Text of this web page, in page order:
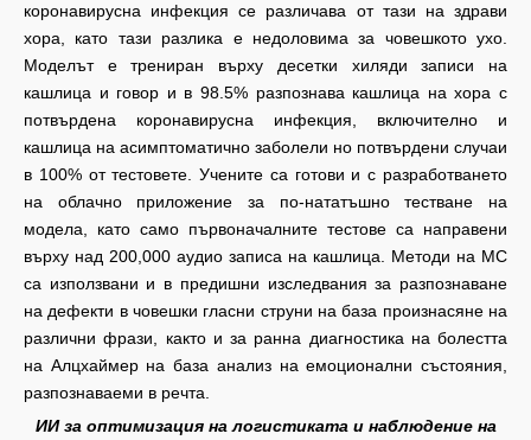
коронавирусна инфекция се различава от тази на здрави
хора, като тази разлика е недоловима за човешкото ухо.
Моделът е трениран върху десетки хиляди записи на
кашлица и говор и в 98.5% разпознава кашлица на хора с
потвърдена коронавирусна инфекция, включително и
кашлица на асимптоматично заболели но потвърдени случаи
в 100% от тестовете. Учените са готови и с разработването
на облачно приложение за по-нататъшно тестване на
модела, като само първоначалните тестове са направени
върху над 200,000 аудио записа на кашлица. Методи на МС
са използвани и в предишни изследвания за разпознаване
на дефекти в човешки гласни струни на база произнасяне на
различни фрази, както и за ранна диагностика на болестта
на Алцхаймер на база анализ на емоционални състояния,
разпознаваеми в речта.
ИИ за оптимизация на логистиката и наблюдение на